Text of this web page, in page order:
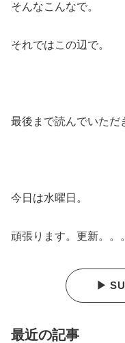
そんなこんなで。
それではこの辺で。
最後まで読んでいただ
今日は水曜日。
頑張ります。更新。。。
▶
最近の記事